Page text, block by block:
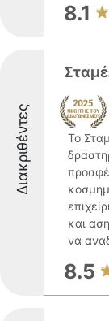
8.1
Διακριθέντες
Το
και
να
8.5